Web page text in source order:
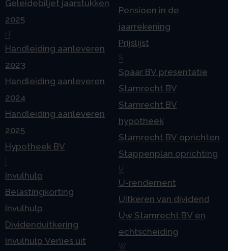
Geleidebiljet jaarstukken
2025
H
Handleiding aanleveren
2023
Handleiding aanleveren
2024
Handleiding aanleveren
2025
Hypotheek BV
Invulhulp
Belastingkorting
Invulhulp
Dividenduitkering
Invulhulp Verlies uit
Pensioen in de
jaarrekening
Prijslijst
S
Spaar BV presentatie
Stamrecht BV
Stamrecht BV
hypotheek
Stamrecht BV oprichten
Stappenplan oprichting
U
U-rendement
Uitkeren van dividend
Uw Stamrecht BV en
echtscheiding
W